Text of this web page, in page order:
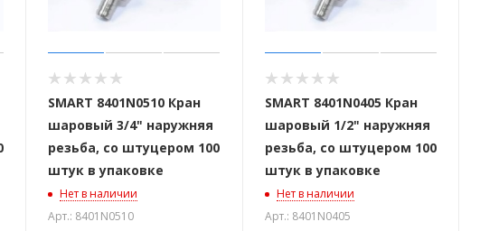
SMART 8401N0510 Кран
шаровый 3/4" наружняя
резьба, со штуцером 100
штук в упаковке
Нет в наличии
Арт.: 8401N0510
SMART 8401N0405 Кран
шаровый 1/2" наружняя
резьба, со штуцером 100
штук в упаковке
Нет в наличии
Арт.: 8401N0405